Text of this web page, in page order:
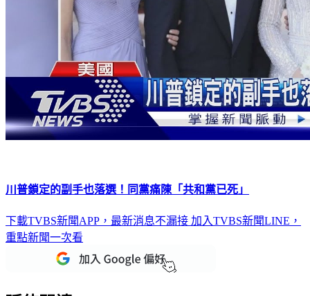
川普鎖定的副手也落選！同黨痛陳「共和黨已死」
下載TVBS新聞APP，最新消息不漏接 加入TVBS新聞LINE，
重點新聞一次看